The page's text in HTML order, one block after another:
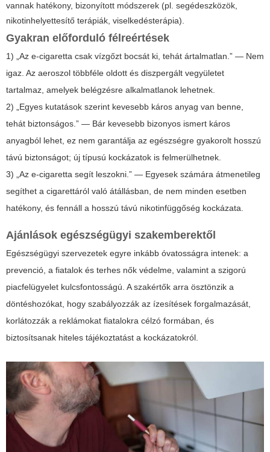
vannak hatékony, bizonyított módszerek (pl. segédeszközök,
nikotinhelyettesítő terápiák, viselkedésterápia).
Gyakran előforduló félreértések
1) „Az e-cigaretta csak vízgőzt bocsát ki, tehát ártalmatlan.” — Nem
igaz. Az aeroszol többféle oldott és diszpergált vegyületet
tartalmaz, amelyek belégzésre alkalmatlanok lehetnek.
2) „Egyes kutatások szerint kevesebb káros anyag van benne,
tehát biztonságos.” — Bár kevesebb bizonyos ismert káros
anyagból lehet, ez nem garantálja az egészségre gyakorolt hosszú
távú biztonságot; új típusú kockázatok is felmerülhetnek.
3) „Az e-cigaretta segít leszokni.” — Egyesek számára átmenetileg
segíthet a cigarettáról való átállásban, de nem minden esetben
hatékony, és fennáll a hosszú távú nikotinfüggőség kockázata.
Ajánlások egészségügyi szakemberektől
Egészségügyi szervezetek egyre inkább óvatosságra intenek: a
prevenció, a fiatalok és terhes nők védelme, valamint a szigorú
piacfelügyelet kulcsfontosságú. A szakértők arra ösztönzik a
döntéshozókat, hogy szabályozzák az ízesítések forgalmazását,
korlátozzák a reklámokat fiatalokra célzó formában, és
biztosítsanak hiteles tájékoztatást a kockázatokról.